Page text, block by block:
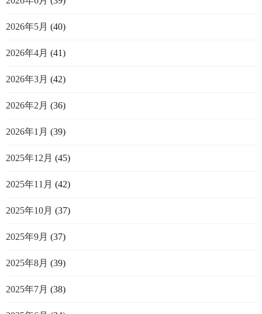
2026年5月 (40)
2026年4月 (41)
2026年3月 (42)
2026年2月 (36)
2026年1月 (39)
2025年12月 (45)
2025年11月 (42)
2025年10月 (37)
2025年9月 (37)
2025年8月 (39)
2025年7月 (38)